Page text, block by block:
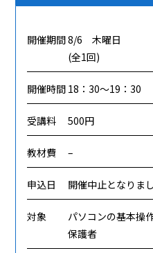
開催期間8/6 木曜日
(全1回)
開催時間 18：30～19：30
受講料 500円
教材費 –
申込日 開催中止となりまし
対象
パソコンの基本操
保護者